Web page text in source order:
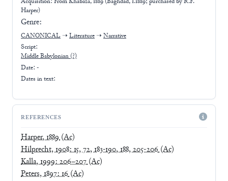
Harper)
Genre:
CANONICAL ➝ Literature ➝ Narrative
Script:
Middle Babylonian (?)
Date: -
Dates in text:
REFERENCES
Harper, 1889(Ac)
Hilprecht, 1908: 15, 72, 183-190, 188, 205-206(Ac)
Kalla, 1999: 206–207(Ac)
Peters, 1897: 16(Ac)